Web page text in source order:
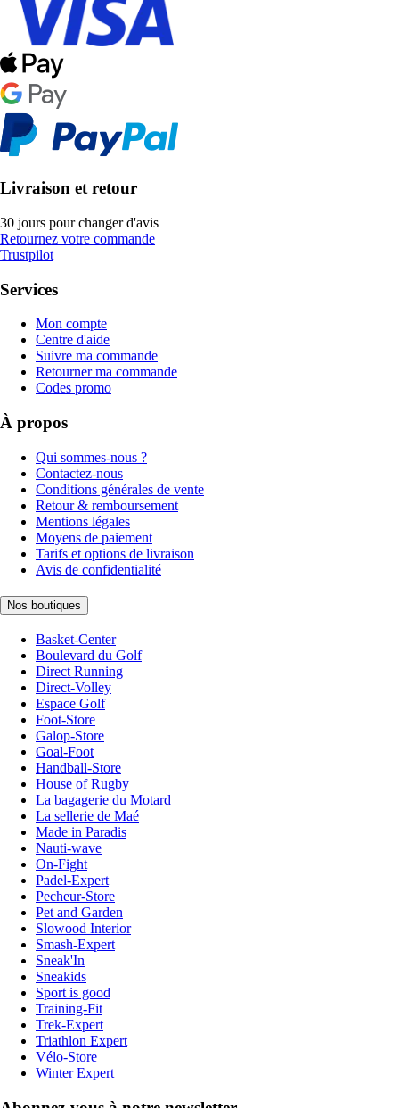
Livraison et retour
30 jours pour changer d'avis
Retournez votre commande
Trustpilot
Services
Mon compte
Centre d'aide
Suivre ma commande
Retourner ma commande
Codes promo
À propos
Qui sommes-nous ?
Contactez-nous
Conditions générales de vente
Retour & remboursement
Mentions légales
Moyens de paiement
Tarifs et options de livraison
Avis de confidentialité
Nos boutiques
Basket-Center
Boulevard du Golf
Direct Running
Direct-Volley
Espace Golf
Foot-Store
Galop-Store
Goal-Foot
Handball-Store
House of Rugby
La bagagerie du Motard
La sellerie de Maé
Made in Paradis
Nauti-wave
On-Fight
Padel-Expert
Pecheur-Store
Pet and Garden
Slowood Interior
Smash-Expert
Sneak'In
Sneakids
Sport is good
Training-Fit
Trek-Expert
Triathlon Expert
Vélo-Store
Winter Expert